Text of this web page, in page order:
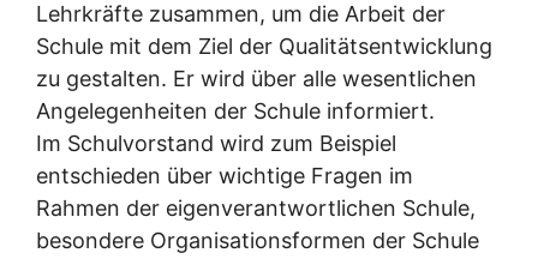
Lehrkräfte zusammen, um die Arbeit der
Schule mit dem Ziel der Qualitätsentwicklung
zu gestalten. Er wird über alle wesentlichen
Angelegenheiten der Schule informiert.
Im Schulvorstand wird zum Beispiel
entschieden über wichtige Fragen im
Rahmen der eigenverantwortlichen Schule,
besondere Organisationsformen der Schule